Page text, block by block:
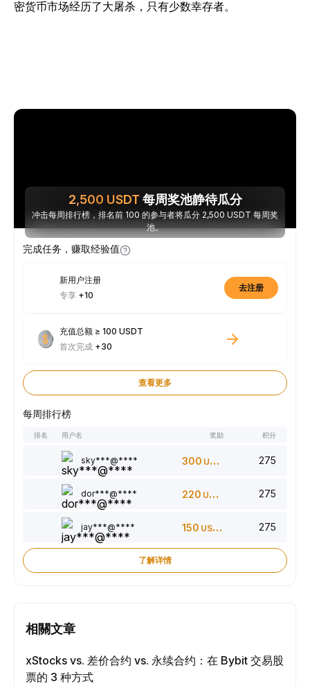
密货币市场经历了大屠杀，只有少数幸存者。
2,500 USDT 每周奖池静待瓜分
冲击每周排行榜，排名前 100 的参与者将瓜分 2,500 USDT 每周奖
池。
完成任务，赚取经验值
新用户注册
专享 +10
去注册
充值总额 ≥ 100 USDT
首次完成 +30
查看更多
每周排行榜
排名 用户名 奖励 积分
sky***@**** 300 USDT 275
dor***@**** 220 USDT 275
jay***@**** 150 USDT 275
了解详情
相關文章
xStocks vs. 差价合约 vs. 永续合约：在 Bybit 交易股
票的 3 种方式